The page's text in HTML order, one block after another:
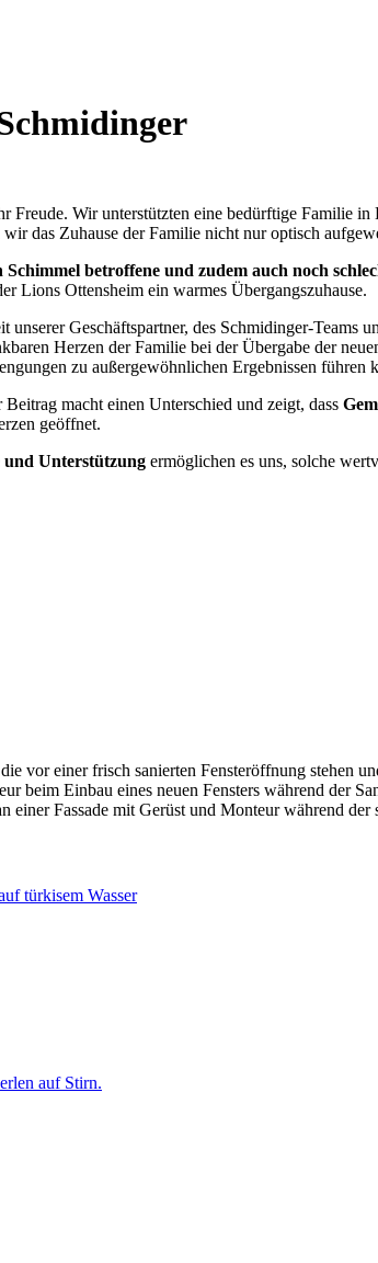
Freude. Wir unterstützten eine bedürftige Familie
das Zuhause der Familie nicht nur optisch
Schimmel betroffene und zudem auch noch
Lions Ottensheim ein warmes Übergangszuhause.
Geschäftspartner, des Schmidinger-Teams
Herzen der Familie bei der Übergabe der
zu außergewöhnlichen Ergebnissen führen
macht einen Unterschied und zeigt, dass
geöffnet.
Unterstützung ermöglichen es uns, solche